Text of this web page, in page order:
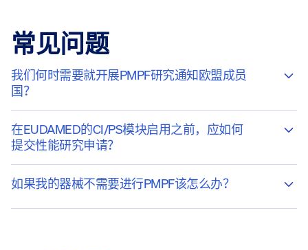
常见问题
我们何时需要就开展PMPF研究通知欧盟成员
国？
在EUDAMED的CI/PS模块启用之前，应如何
提交性能研究申请？
如果我的器械不需要进行PMPF该怎么办？